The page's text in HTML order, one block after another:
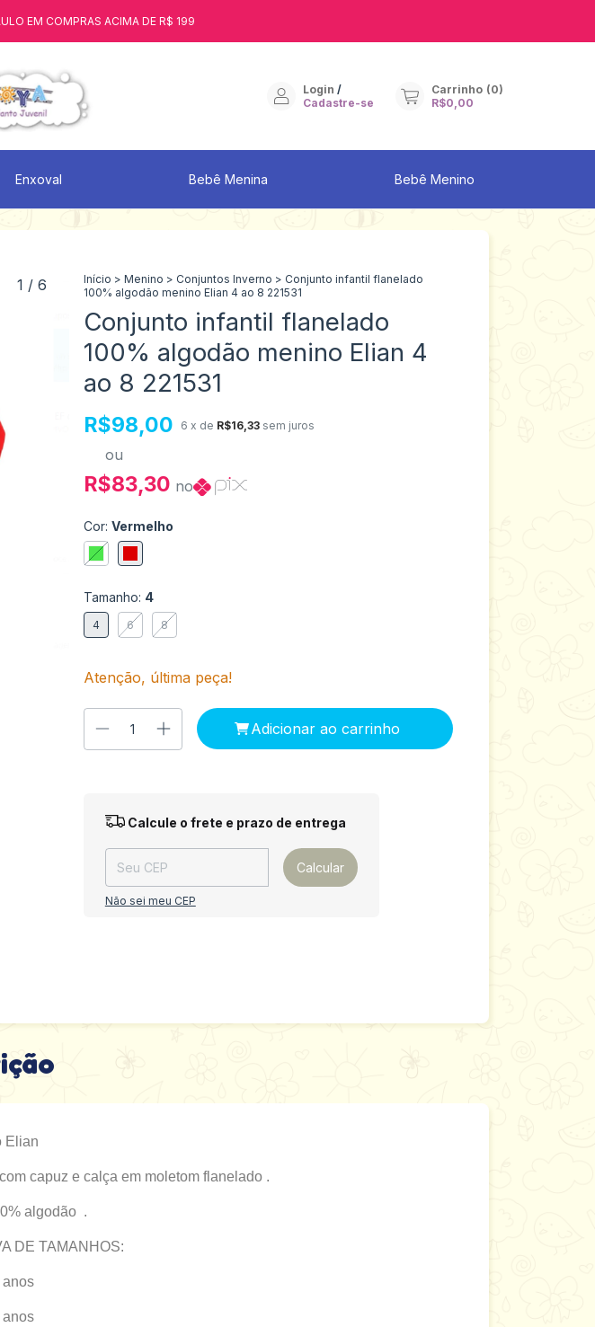
EM COMPRAS ACIMA DE R$ 199
Login /
Cadastre-se
Carrinho (0)
R$0,00
Enxoval Bebê Menina Bebê Menino
1 / 6 Início > Menino > Conjuntos Inverno > Conjunto infantil flanelado
100% algodão menino Elian 4 ao 8 221531
Conjunto infantil flanelado
100% algodão menino Elian 4
ao 8 221531
R$98,00 6 x de R$16,33 sem juros
ou
R$83,30 no
Cor: Vermelho
Tamanho: 4
4 6 8
Atenção, última peça!
Entregas para o CEP: Alterar CEP
Calcule o frete e prazo de entrega
Calcular
Não sei meu CEP
Elian
capuz e calça em moletom flanelado .
algodão .
DE TAMANHOS:
anos
anos